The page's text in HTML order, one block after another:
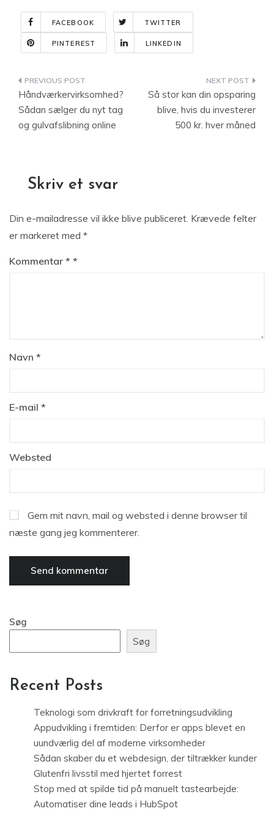
FACEBOOK TWITTER
PINTEREST LINKEDIN
Indlægsnavigation
Håndværkervirksomhed?
Sådan sælger du nyt tag
og gulvafslibning online
Så stor kan din opsparing
blive, hvis du investerer
500 kr. hver måned
Skriv et svar
Din e-mailadresse vil ikke blive publiceret. Krævede felter
er markeret med *
Kommentar *
Navn *
E-mail *
Websted
Gem mit navn, mail og websted i denne browser til
næste gang jeg kommenterer.
Søg
Søg
Recent Posts
Teknologi som drivkraft for forretningsudvikling
Appudvikling i fremtiden: Derfor er apps blevet en
uundværlig del af moderne virksomheder
Sådan skaber du et webdesign, der tiltrækker kunder
Glutenfri livsstil med hjertet forrest
Stop med at spilde tid på manuelt tastearbejde:
Automatiser dine leads i HubSpot